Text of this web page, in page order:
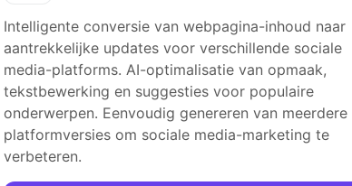
Intelligente conversie van webpagina-inhoud naar
aantrekkelijke updates voor verschillende sociale
media-platforms. AI-optimalisatie van opmaak,
tekstbewerking en suggesties voor populaire
onderwerpen. Eenvoudig genereren van meerdere
platformversies om sociale media-marketing te
verbeteren.